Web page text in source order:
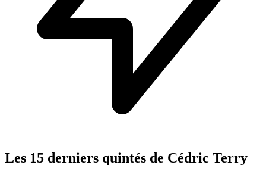
Les 15 derniers quintés de Cédric Terry